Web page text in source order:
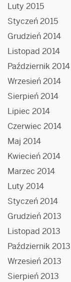
Luty 2015
Styczeń 2015
Grudzień 2014
Listopad 2014
Październik 2014
Wrzesień 2014
Sierpień 2014
Lipiec 2014
Czerwiec 2014
Maj 2014
Kwiecień 2014
Marzec 2014
Luty 2014
Styczeń 2014
Grudzień 2013
Listopad 2013
Październik 2013
Wrzesień 2013
Sierpień 2013